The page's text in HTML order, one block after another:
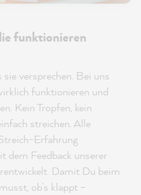
funktionieren
versprechen. Bei uns
funktionieren und
Kein Tropfen, kein
streichen. Alle
Erfahrung
dem Feedback unserer
Damit Du beim
ob’s klappt –